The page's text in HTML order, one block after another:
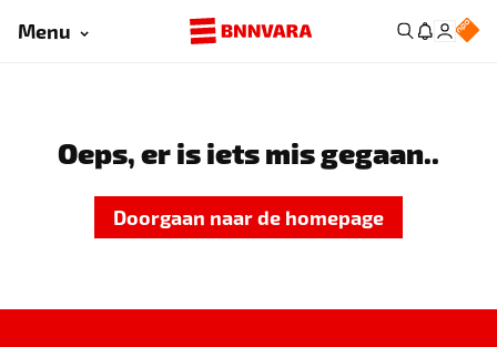
Menu
Oeps, er is iets mis gegaan..
Doorgaan naar de homepage